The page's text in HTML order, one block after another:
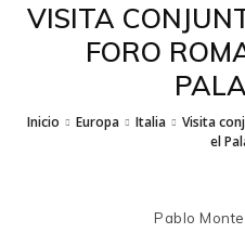
VISITA
FORO
Inicio Europa Italia
Visita
el
Pablo